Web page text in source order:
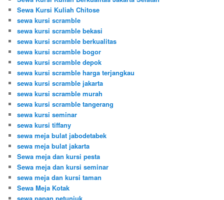
Sewa Kursi Kuliah Chitose
sewa kursi scramble
sewa kursi scramble bekasi
sewa kursi scramble berkualitas
sewa kursi scramble bogor
sewa kursi scramble depok
sewa kursi scramble harga terjangkau
sewa kursi scramble jakarta
sewa kursi scramble murah
sewa kursi scramble tangerang
sewa kursi seminar
sewa kursi tiffany
sewa meja bulat jabodetabek
sewa meja bulat jakarta
Sewa meja dan kursi pesta
Sewa meja dan kursi seminar
sewa meja dan kursi taman
Sewa Meja Kotak